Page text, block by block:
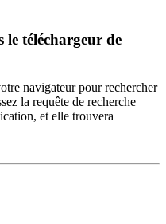
le téléchargeur de
navigateur pour rechercher
la requête de recherche
et elle trouvera